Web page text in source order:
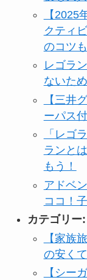
【2025
クティ
のコツ
レゴラ
ないた
【三井
ーパス
「レゴ
ランと
もう！
アドベ
ココ！
カテゴリー:
【家族
の安く
【シー